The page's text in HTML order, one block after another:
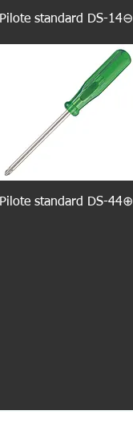
Pilote standard DS-14⊖
Pilote standard DS-44⊕